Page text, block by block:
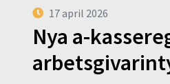
17 april 2026
Nya a-